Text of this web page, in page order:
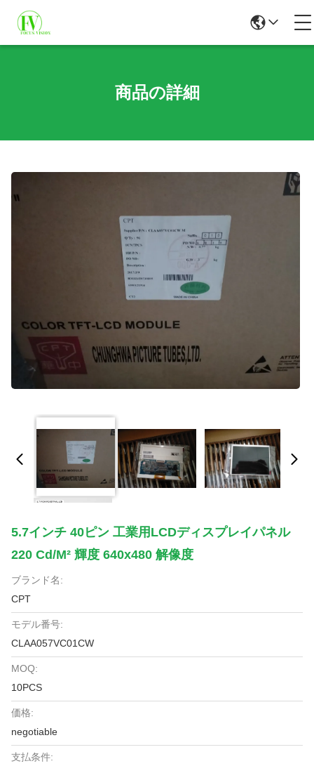
商品の詳細
5.7インチ 40ピン 工業用LCDディスプレイパネル
220 Cd/m² 輝度 640x480 解像度
ブランド名:
CPT
モデル番号:
CLAA057VC01CW
MOQ:
10PCS
価格:
negotiable
支払条件: